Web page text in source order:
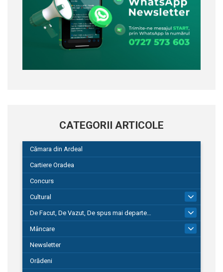
CATEGORII ARTICOLE
Cămara din Ardeal
Cartiere Oradea
Concurs
Cultural
De Facut, De Vazut, De spus mai departe…
580
Mâncare
Newsletter
Orădeni